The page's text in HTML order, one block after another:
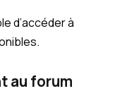
d’accéder à
au forum